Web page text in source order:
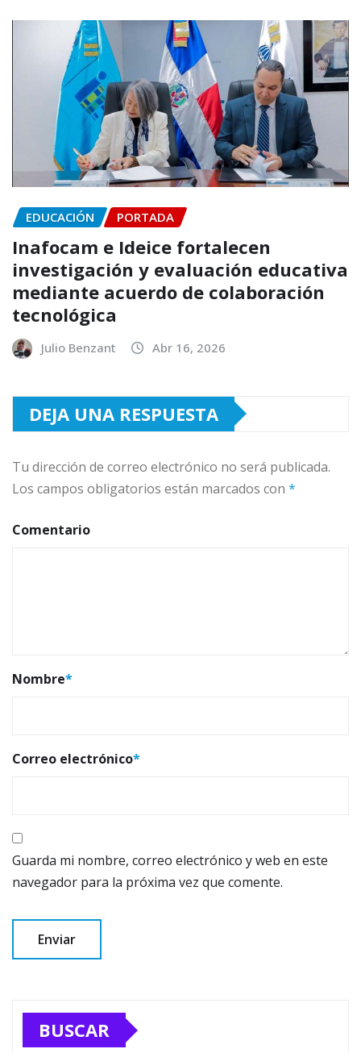
EDUCACIÓN PORTADA
Inafocam e Ideice fortalecen
investigación y evaluación educativa
mediante acuerdo de colaboración
tecnológica
Julio Benzant Abr 16, 2026
DEJA UNA RESPUESTA
Tu dirección de correo electrónico no será publicada.
Los campos obligatorios están marcados con *
Comentario
Nombre*
Correo electrónico*
Guarda mi nombre, correo electrónico y web en este
navegador para la próxima vez que comente.
BUSCAR